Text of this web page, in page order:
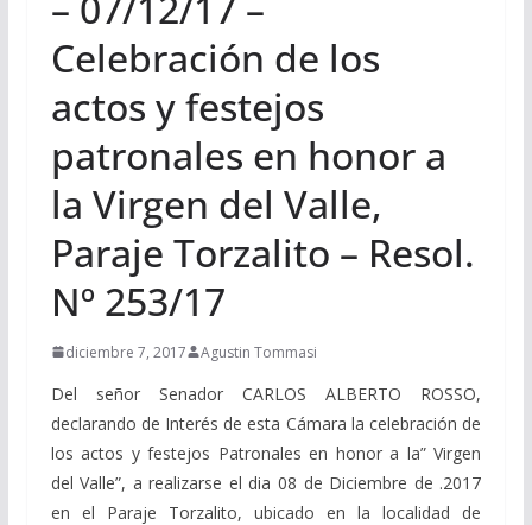
Celebración de los
actos y festejos
patronales en honor a
la Virgen del Valle,
Paraje Torzalito – Resol.
Nº 253/17
diciembre 7, 2017 Agustin Tommasi
Del señor Senador CARLOS ALBERTO ROSSO,
declarando de Interés de esta Cámara la celebración de
los actos y festejos Patronales en honor a la” Virgen
del Valle”, a realizarse el dia 08 de Diciembre de .2017
en el Paraje Torzalito, ubicado en la localidad de